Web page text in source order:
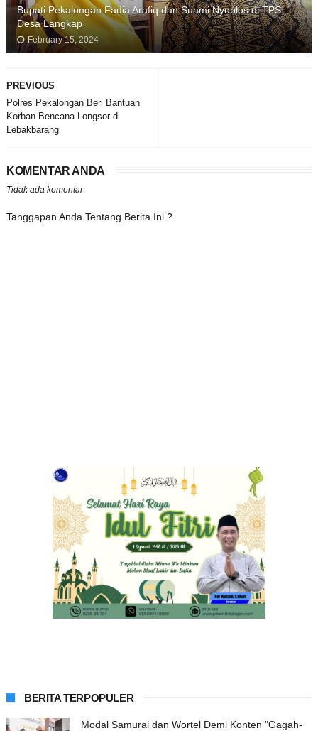
Bupati Pekalongan Fadia Arafiq dan Suami Nyoblos di TPS
Desa Langkap
February 15, 2024
PREVIOUS
Polres Pekalongan Beri Bantuan
Korban Bencana Longsor di
Lebakbarang
KOMENTAR ANDA
Tidak ada komentar
Tanggapan Anda Tentang Berita Ini ?
BERITA TERPOPULER
Modal Samurai dan Wortel Demi Konten "Gagah-